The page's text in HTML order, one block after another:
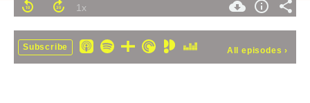
Subscribe All episodes ›